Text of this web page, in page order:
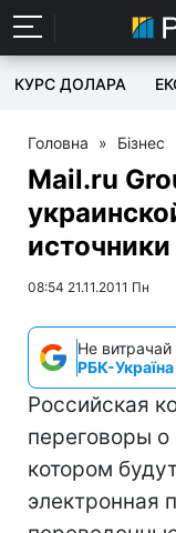
КУРС ДОЛАРА
Головна » Бізнес
Mail.ru
источники
08:54 21.11.2011 Пн
Не витрачай
РБК-
Российская
переговоры
котором
электронная